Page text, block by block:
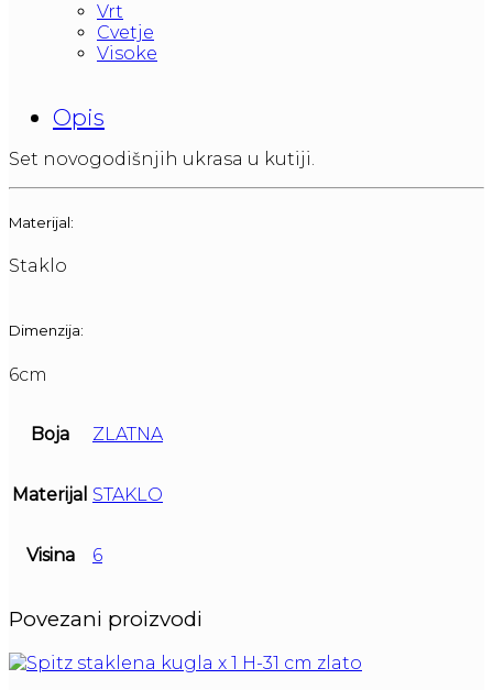
Vrt
Cvetje
Visoke
Opis
Set novogodišnjih ukrasa u kutiji.
Materijal:
Staklo
Dimenzija:
6cm
Boja ZLATNA
Materijal STAKLO
Visina 6
Povezani proizvodi